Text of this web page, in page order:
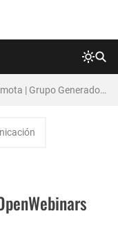
[EXPIRADO] Directora de Arte Remota | Grupo Generadores | Bolsa de Trabajo en Cine y Afines
(Remoto)